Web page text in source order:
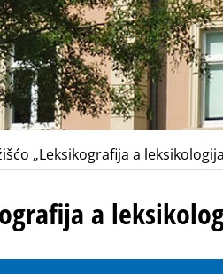
„Leksikografija a
a